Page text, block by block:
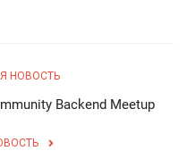
НОВОСТЬ
Backend Meetup